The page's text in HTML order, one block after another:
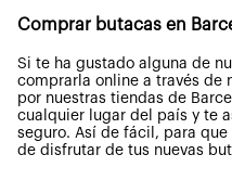
Comprar butacas en
Si te ha gustado alguna de
comprarla online a través de
por nuestras tiendas de
cualquier lugar del país y te
seguro. Así de fácil, para
de disfrutar de tus nuevas